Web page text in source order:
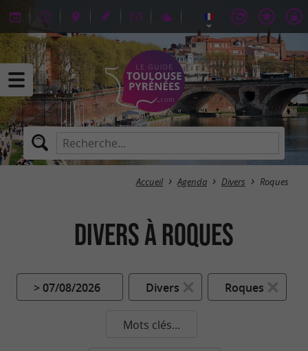
Accueil Agenda Divers Roques
Divers à Roques
> 07/08/2026 Divers Roques
Mots clés...